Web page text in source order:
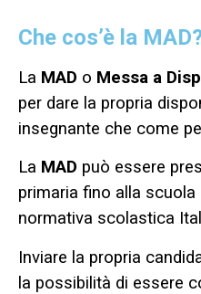
Che cos’è la
La MAD o Messa a
per dare la propria
insegnante che come
La MAD può essere
primaria fino alla
normativa scolastica
Inviare la propria
la possibilità di essere